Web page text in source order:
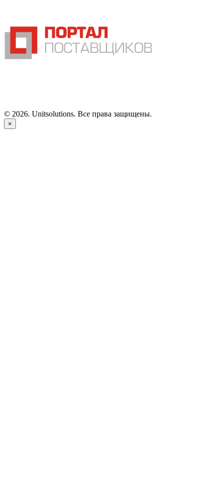
© 2026. Unitsolutions. Все права защищены.
×